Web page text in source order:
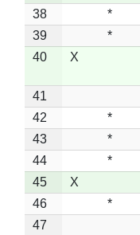
38
*
39
*
40
X
41
42
*
43
*
44
*
45
X
46
*
47